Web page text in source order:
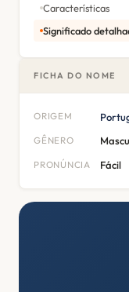
Características
Significado
FICHA DO NOME
ORIGEM
GÊNERO
PRONÚNCIA Fácil